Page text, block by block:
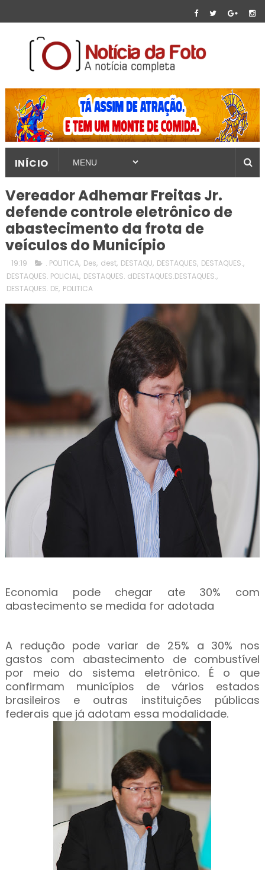
INÍCIO
Vereador Adhemar Freitas Jr.
defende controle eletrônico de
abastecimento da frota de
veículos do Município
19:19 . POLITICA, Des, dest, DESTAQU, DESTAQUES, DESTAQUES.,
DESTAQUES. POLICIAL, DESTAQUES. dDESTAQUES.DESTAQUES.,
DESTAQUES. DE, POLITICA
Economia pode chegar ate 30% com
abastecimento se medida for adotada
A redução pode variar de 25% a 30% nos
gastos com abastecimento de combustível
por meio do sistema eletrônico. É o que
confirmam municípios de vários estados
brasileiros e outras instituições públicas
federais que já adotam essa modalidade.